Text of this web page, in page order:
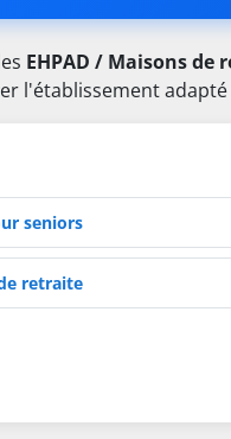
EHPAD / Maisons de
l'établissement